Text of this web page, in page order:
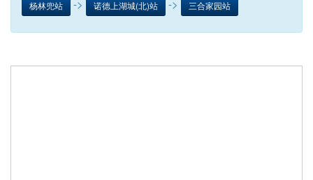
杨林兜站 -> 诺德上湖城(北)站 -> 三合家园站